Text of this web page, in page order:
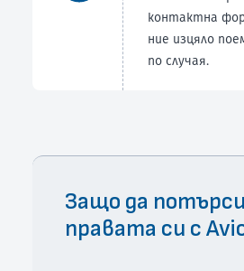
контактна
ние изцяло
по случая.
Защо да
правата си с